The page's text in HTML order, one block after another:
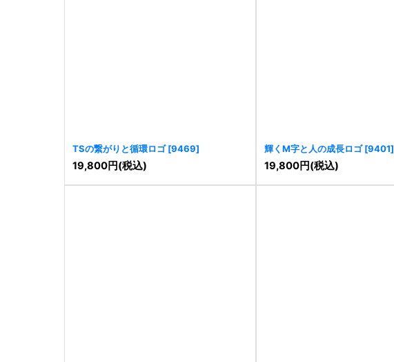
TSの繋がりと循環ロゴ [9469]
19,800円(税込)
輝くM字と人の成長ロゴ [9401]
19,800円(税込)